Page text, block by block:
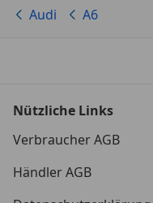
Audi A6
Nützliche Links
Verbraucher AGB
Händler AGB